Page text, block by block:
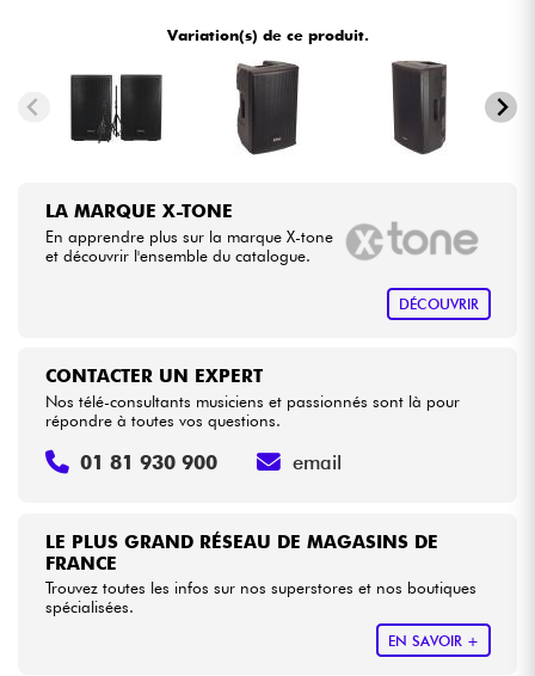
HiFi
Voir nos marques
• Star BRUXELLES
Star LILLE
Music PARIS
Variation(s) de ce produit.
LA MARQUE X-TONE
En apprendre plus sur la marque X-tone
et découvrir l'ensemble du catalogue.
DÉCOUVRIR
LE PLUS GRAND RÉSEAU DE MAGASINS DE
FRANCE
Trouvez toutes les infos sur nos superstores et nos boutiques
spécialisées.
EN SAVOIR +
CONTACTER UN EXPERT
Nos télé-consultants musiciens et passionnés sont là pour
répondre à toutes vos questions.
01 81 930 900 email